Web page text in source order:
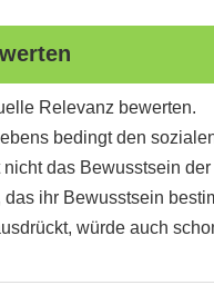
Relevanz bewerten.
bedingt den
das Bewusstsein
ihr Bewusstsein
würde auch